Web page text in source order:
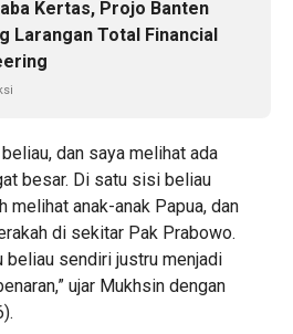
Kertas, Projo Banten
Larangan Total Financial
dan saya melihat ada
besar. Di satu sisi beliau
melihat anak-anak Papua, dan
di sekitar Pak Prabowo.
beliau sendiri justru menjadi
ujar Mukhsin dengan